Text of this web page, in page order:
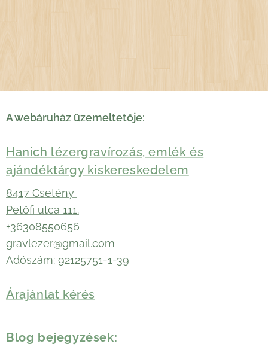
A webáruház üzemeltetője:
Hanich lézergravírozás, emlék és
ajándéktárgy kiskereskedelem
8417 Csetény
Petőfi utca 111.
+36308550656
gravlezer@gmail.com
Adószám: 92125751-1-39
Árajánlat kérés
Blog bejegyzések: